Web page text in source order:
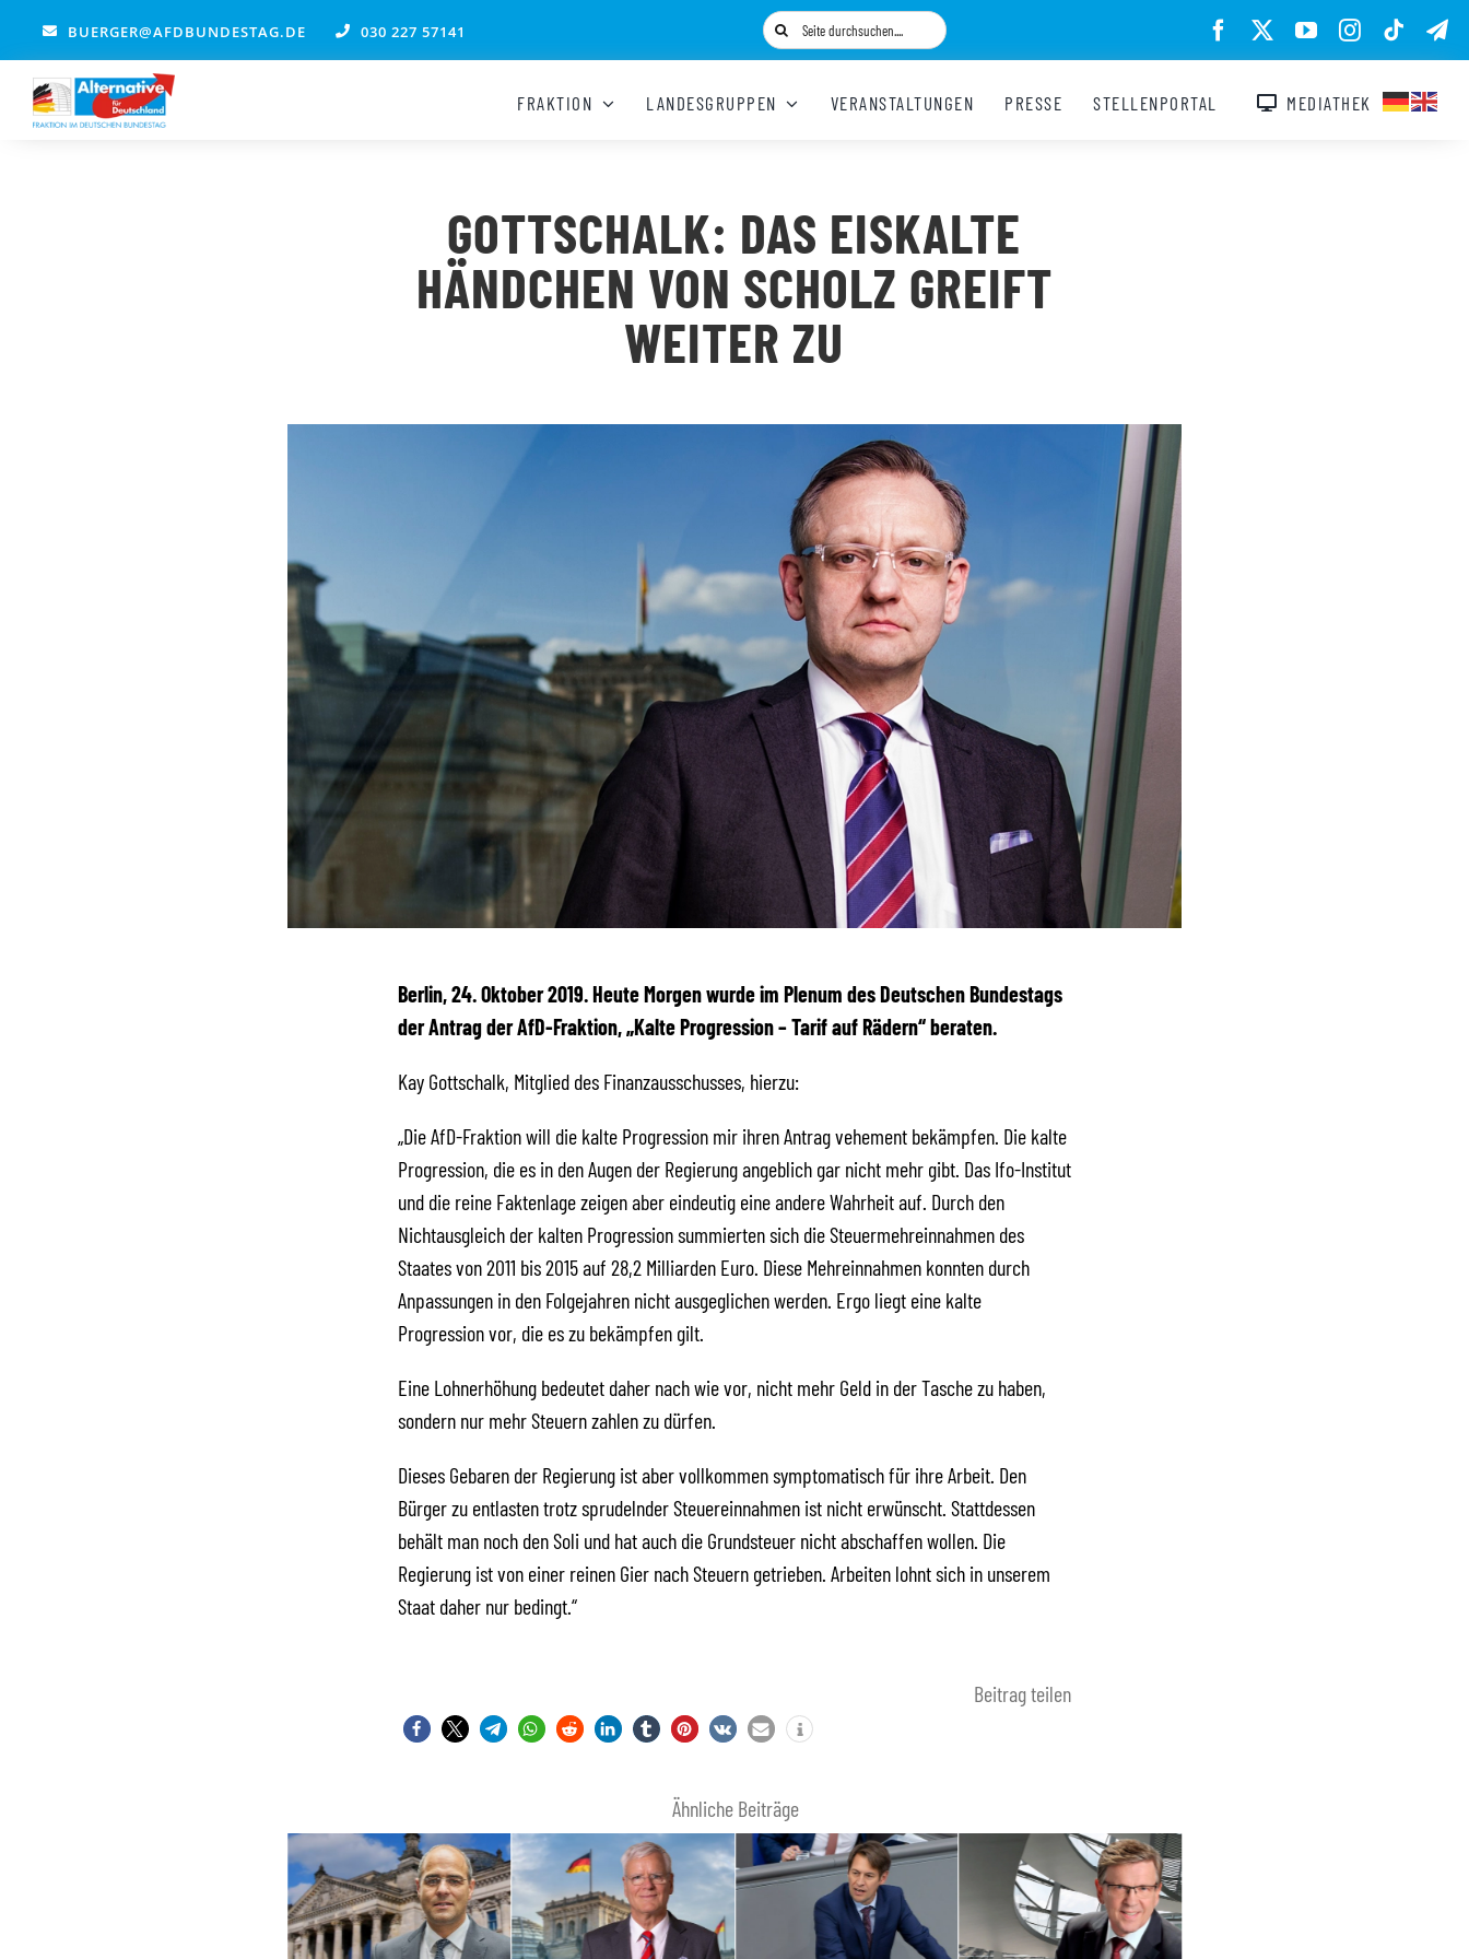
springen
BUERGER@AFDBUNDESTAG.DE 030 227 57141
Suche
nach:
FRAKTION LANDESGRUPPEN VERANSTALTUNGEN PRESSE STELLENPORTAL MEDIATHEK
GOTTSCHALK: DAS EISKALTE
HÄNDCHEN VON SCHOLZ GREIFT
WEITER ZU
Berlin, 24. Oktober 2019. Heute Morgen wurde im Plenum des Deutschen Bundestags
der Antrag der AfD-Fraktion, „Kalte Progression – Tarif auf Rädern“ beraten.
Kay Gottschalk, Mitglied des Finanzausschusses, hierzu:
„Die AfD-Fraktion will die kalte Progression mir ihren Antrag vehement bekämpfen. Die kalte
Progression, die es in den Augen der Regierung angeblich gar nicht mehr gibt. Das Ifo-Institut
und die reine Faktenlage zeigen aber eindeutig eine andere Wahrheit auf. Durch den
Nichtausgleich der kalten Progression summierten sich die Steuermehreinnahmen des
Staates von 2011 bis 2015 auf 28,2 Milliarden Euro. Diese Mehreinnahmen konnten durch
Anpassungen in den Folgejahren nicht ausgeglichen werden. Ergo liegt eine kalte
Progression vor, die es zu bekämpfen gilt.
Eine Lohnerhöhung bedeutet daher nach wie vor, nicht mehr Geld in der Tasche zu haben,
sondern nur mehr Steuern zahlen zu dürfen.
Dieses Gebaren der Regierung ist aber vollkommen symptomatisch für ihre Arbeit. Den
Bürger zu entlasten trotz sprudelnder Steuereinnahmen ist nicht erwünscht. Stattdessen
behält man noch den Soli und hat auch die Grundsteuer nicht abschaffen wollen. Die
Regierung ist von einer reinen Gier nach Steuern getrieben. Arbeiten lohnt sich in unserem
Staat daher nur bedingt.“
Beitrag teilen
Ähnliche Beiträge